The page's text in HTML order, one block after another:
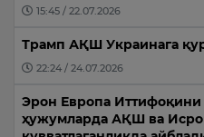
15:45 / 22.07.2026
Трамп АҚШ Украинага
22:24 / 24.07.2026
Эрон Европа Иттифоқини
ҳужумларда АҚШ ва